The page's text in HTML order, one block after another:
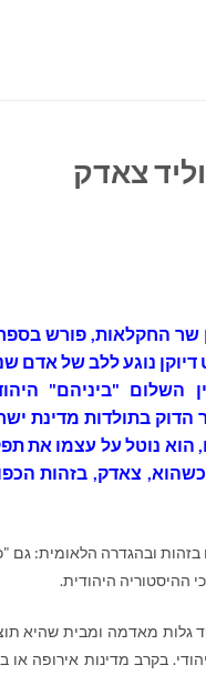
צאדק
שר החקלאות, פורש
נוגע ללב של אדם
"ביניהם"
הדוק בתולדות מדינת
נוטל על עצמו את
צאדק, בזהות
בזהות ובהגדרה הלאומית: גם
ההיסטוריה היהודית.
גלות מאדמה ומבית שהיא
בקרב מדינות אירופה או